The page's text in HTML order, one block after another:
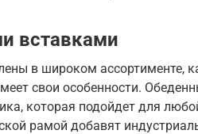
вставками
в широком ассортименте,
свои особенности.
которая подойдет для
рамой добавят